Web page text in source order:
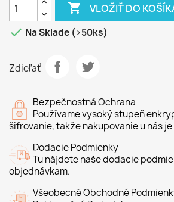
 VLOŽIŤ DO
 Na Sklade (>50ks)
Zdieľať
Bezpečnostná Ochrana
Používame vysoký stupeň
šifrovanie, takže nakupovanie u nás
Dodacie Podmienky
Tu nájdete naše dodacie
objednávkam.
Všeobecné Obchodné